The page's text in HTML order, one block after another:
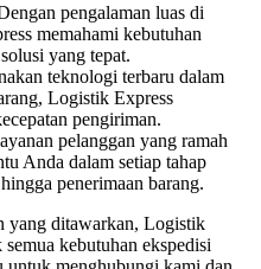
pengalaman luas di
memahami kebutuhan
yang tepat.
teknologi terbaru dalam
Logistik Express
pengiriman.
pelanggan yang ramah
Anda dalam setiap tahap
penerimaan barang.
yang ditawarkan, Logistik
kebutuhan ekspedisi